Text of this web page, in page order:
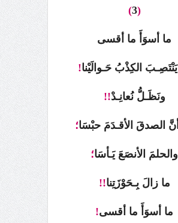
(
3
)
ما أسوَأَ ما أقسى
الكِذْبُ حَـوالَيْنا!
ونَظَـلُّ نُعانِـدْ!!
الصدقَ الأقـدَمَ حبْسَا؛
والحلمَ الأنصَعَ يَـأسَا؛
ما زالَ بِـحَوْزَتِنا!!
ما أسوَأَ ما أقسى!